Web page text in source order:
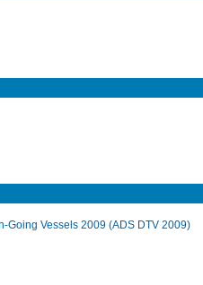
Going Vessels 2009 (ADS DTV 2009)